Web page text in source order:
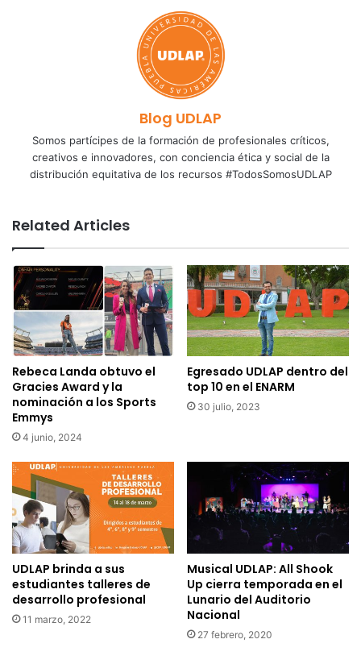
Blog UDLAP
Somos partícipes de la formación de profesionales críticos,
creativos e innovadores, con conciencia ética y social de la
distribución equitativa de los recursos #TodosSomosUDLAP
Related Articles
Rebeca Landa obtuvo el
Gracies Award y la
nominación a los Sports
Emmys
4 junio, 2024
Egresado UDLAP dentro del
top 10 en el ENARM
30 julio, 2023
UDLAP brinda a sus
estudiantes talleres de
desarrollo profesional
11 marzo, 2022
Musical UDLAP: All Shook
Up cierra temporada en el
Lunario del Auditorio
Nacional
27 febrero, 2020